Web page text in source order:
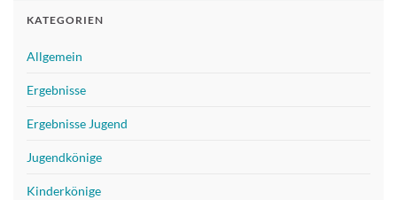
KATEGORIEN
Allgemein
Ergebnisse
Ergebnisse Jugend
Jugendkönige
Kinderkönige